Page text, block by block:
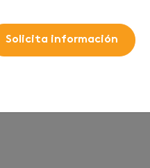
Solicita información